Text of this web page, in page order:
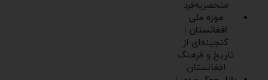
منحصر‌به‌فرد
موزه ملی
افغانستان |
گنجینه‌ای از
تاریخ و فرهنگ
افغانستان